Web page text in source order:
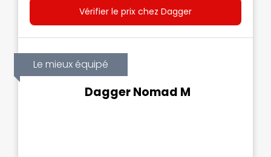
Vérifier le prix chez Dagger
Le mieux équipé
Dagger Nomad M